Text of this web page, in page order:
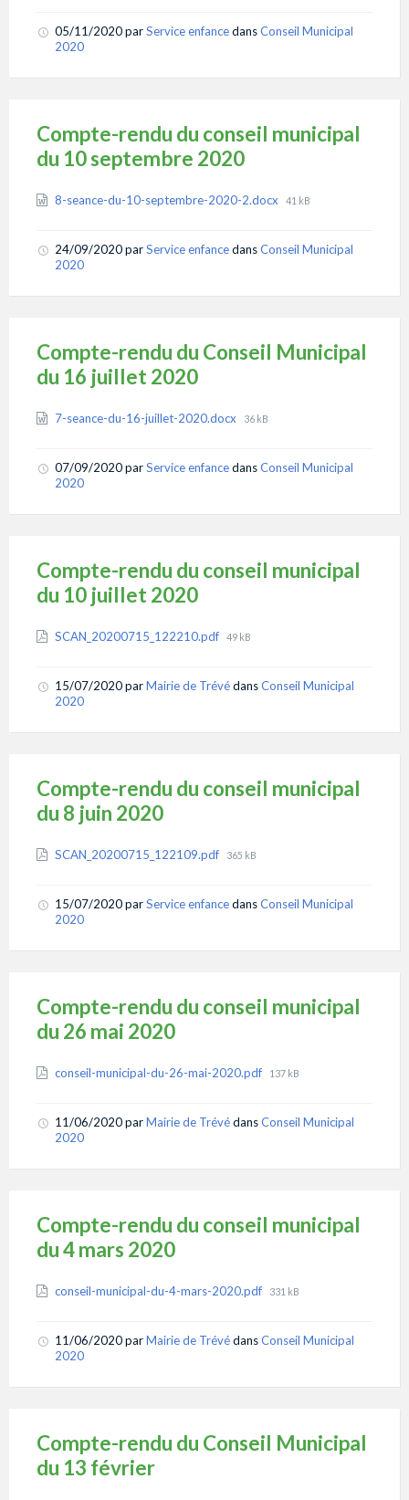
05/11/2020parService enfancedansConseil Municipal
2020
Compte-rendu du conseil municipal
du 10 septembre 2020
Attachments
8-seance-du-10-septembre-2020-2.docx File
41 kB
24/09/2020parService enfancedansConseil Municipal
2020
Compte-rendu du Conseil Municipal
du 16 juillet 2020
Attachments
7-seance-du-16-juillet-2020.docx File
36 kB
07/09/2020parService enfancedansConseil Municipal
2020
Compte-rendu du conseil municipal
du 10 juillet 2020
Attachments
SCAN_20200715_122210.pdf File
49 kB
15/07/2020parMairie de TrévédansConseil Municipal
2020
Compte-rendu du conseil municipal
du 8 juin 2020
Attachments
SCAN_20200715_122109.pdf File
365 kB
15/07/2020parService enfancedansConseil Municipal
2020
Compte-rendu du conseil municipal
du 26 mai 2020
Attachments
conseil-municipal-du-26-mai-2020.pdf File
137 kB
11/06/2020parMairie de TrévédansConseil Municipal
2020
Compte-rendu du conseil municipal
du 4 mars 2020
Attachments
conseil-municipal-du-4-mars-2020.pdf File
331 kB
11/06/2020parMairie de TrévédansConseil Municipal
2020
Compte-rendu du Conseil Municipal
du 13 février